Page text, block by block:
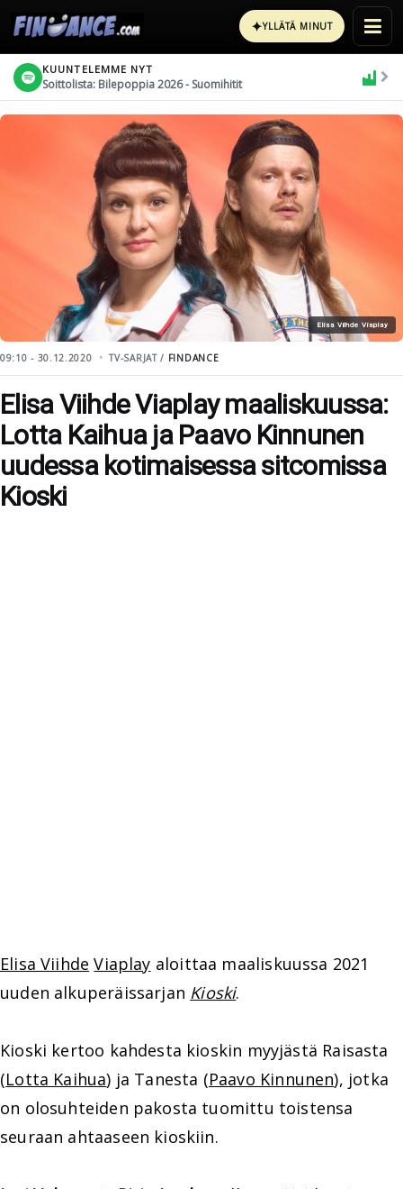
✦YLLÄTÄ MINUT
KUUNTELEMME NYT
Soittolista: Bilepoppia 2026 - Suomihitit
Elisa Viihde Viaplay
09:10 - 30.12.2020 TV-SARJAT / FINDANCE
Elisa Viihde Viaplay maaliskuussa:
Lotta Kaihua ja Paavo Kinnunen
uudessa kotimaisessa sitcomissa
Kioski
Elisa Viihde Viaplay aloittaa maaliskuussa 2021
uuden alkuperäissarjan Kioski.
Kioski kertoo kahdesta kioskin myyjästä Raisasta
(Lotta Kaihua) ja Tanesta (Paavo Kinnunen), jotka
on olosuhteiden pakosta tuomittu toistensa
seuraan ahtaaseen kioskiin.